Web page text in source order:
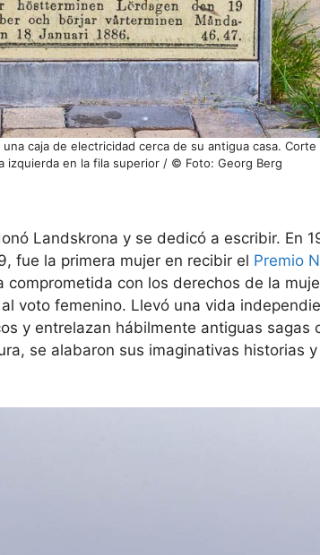
caja de electricidad cerca de su antigua casa.
izquierda en la fila superior / © Foto: Georg Berg
Landskrona y se dedicó a escribir. En
fue la primera mujer en recibir el Premio
con los derechos de la
voto femenino. Llevó una vida
y entrelazan hábilmente antiguas sagas
se alabaron sus imaginativas historias